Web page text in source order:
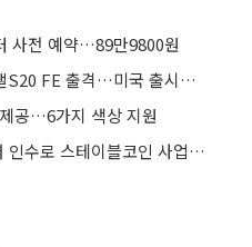
사전 예약…89만9800원
삼성전자 ‘가성비 스마트폰’ 갤S20 FE 출격…미국 출시가 82만원
공…6가지 색상 지원
마스터카드, BVNK 18억 달러 인수로 스테이블코인 사업 본격 확장